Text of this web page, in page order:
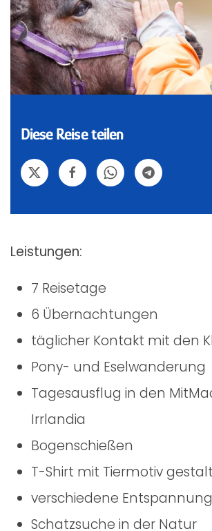
Diese Reise teilen
Leistungen:
7 Reisetage
6 Übernachtungen
täglicher Kontakt mit den
Pony- und Eselwanderung
Tagesausflug in den
Irrlandia
Bogenschießen
T-Shirt mit Tiermotiv
verschiedene
Schatzsuche in der Natur